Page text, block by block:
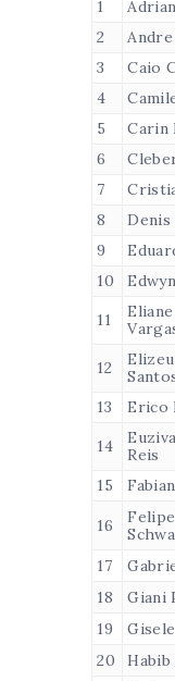
1
2
3
Caio
4
5
Carin
6
7
8
Denis
9
10
11
12
13
Erico
14
Reis
15
16
17
18
Giani
19
20